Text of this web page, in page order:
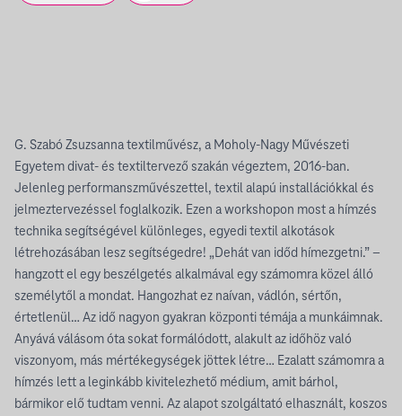
G. Szabó Zsuzsanna textilművész, a Moholy-Nagy Művészeti
Egyetem divat- és textiltervező szakán végeztem, 2016-ban.
Jelenleg performanszművészettel, textil alapú installációkkal és
jelmeztervezéssel foglalkozik. Ezen a workshopon most a hímzés
technika segítségével különleges, egyedi textil alkotások
létrehozásában lesz segítségedre! „Dehát van időd hímezgetni.” –
hangzott el egy beszélgetés alkalmával egy számomra közel álló
személytől a mondat. Hangozhat ez naívan, vádlón, sértőn,
értetlenül… Az idő nagyon gyakran központi témája a munkáimnak.
Anyává válásom óta sokat formálódott, alakult az időhöz való
viszonyom, más mértékegységek jöttek létre… Ezalatt számomra a
hímzés lett a leginkább kivitelezhető médium, amit bárhol,
bármikor elő tudtam venni. Az alapot szolgáltató elhasznált, koszos